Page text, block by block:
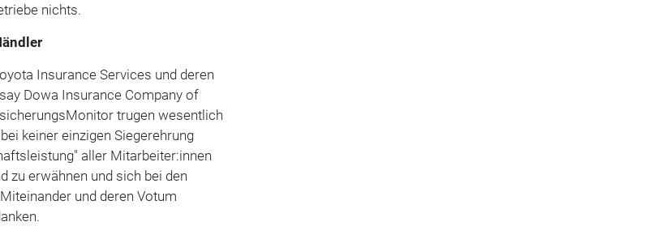
nichts.
Insurance Services und deren
Dowa Insurance Company of
trugen wesentlich
keiner einzigen Siegerehrung
aller Mitarbeiter:innen
zu erwähnen und sich bei den
und deren Votum